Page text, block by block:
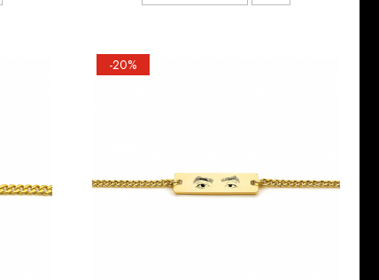
-20%